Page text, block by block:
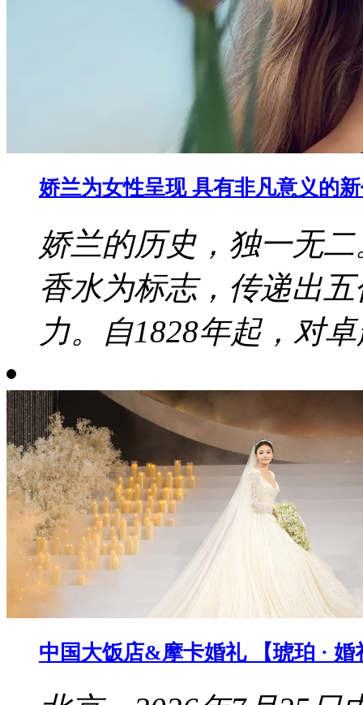
娇兰为女性呈现 具有非凡意义的
娇兰的历史，独一无
香水为标志，传递出
力。自1828年起，对
中国大饭店&摩卡婚礼 【琥珀 ·